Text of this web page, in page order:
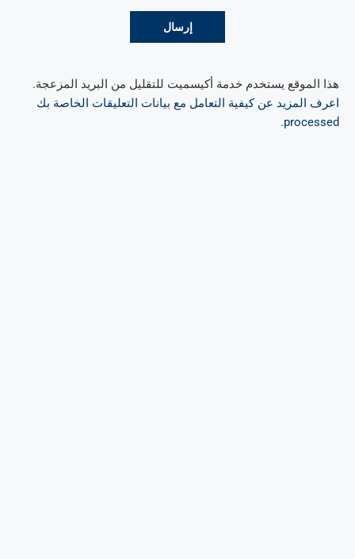
هذا الموقع يستخدم خدمة أكيسميت للتقليل من البريد المزعجة.
اعرف المزيد عن كيفية التعامل مع بيانات التعليقات الخاصة بك
processed
.